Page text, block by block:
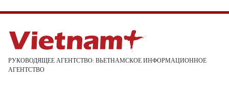
РУКОВОДЯЩЕЕ АГЕНТСТВО: ВЬЕТНАМСКОЕ ИНФОРМАЦИОННОЕ
АГЕНТСТВО